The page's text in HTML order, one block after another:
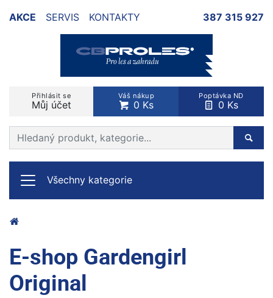
AKCE SERVIS KONTAKTY 387 315 927
Přihlásit se
Můj účet
Váš nákup
0 Ks
Poptávka ND
0 Ks
Prohledat web
Všechny kategorie
E-shop Gardengirl
Original